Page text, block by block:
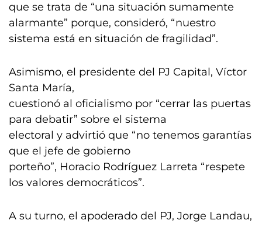
que se trata de “una situación sumamente
alarmante” porque, consideró, “nuestro
sistema está en situación de fragilidad”.
Asimismo, el presidente del PJ Capital, Víctor
Santa María,
cuestionó al oficialismo por “cerrar las puertas
para debatir” sobre el sistema
electoral y advirtió que “no tenemos garantías
que el jefe de gobierno
porteño”, Horacio Rodríguez Larreta “respete
los valores democráticos”.
A su turno, el apoderado del PJ, Jorge Landau,